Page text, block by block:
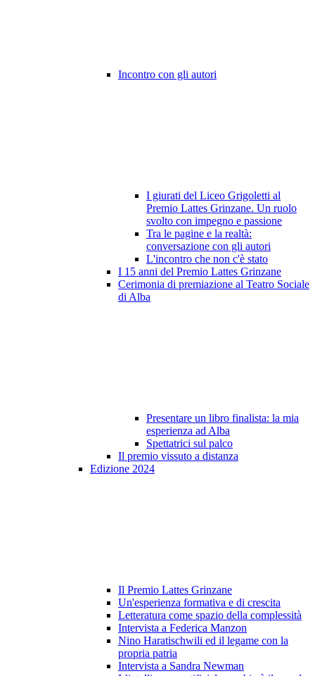
Incontro con gli autori
I giurati del Liceo Grigoletti al
Premio Lattes Grinzane. Un ruolo
svolto con impegno e passione
Tra le pagine e la realtà:
conversazione con gli autori
L'incontro che non c'è stato
I 15 anni del Premio Lattes Grinzane
Cerimonia di premiazione al Teatro Sociale
di Alba
Presentare un libro finalista: la mia
esperienza ad Alba
Spettatrici sul palco
Il premio vissuto a distanza
Edizione 2024
Il Premio Lattes Grinzane
Un'esperienza formativa e di crescita
Letteratura come spazio della complessità
Intervista a Federica Manzon
Nino Haratischwili ed il legame con la
propria patria
Intervista a Sandra Newman